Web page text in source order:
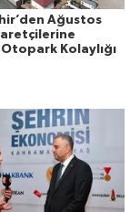
Ağustos
Kolaylığı